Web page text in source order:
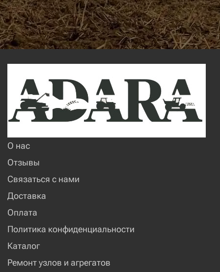
О нас
Отзывы
Связаться с нами
Доставка
Оплата
Политика конфиденциальности
Каталог
Ремонт узлов и агрегатов